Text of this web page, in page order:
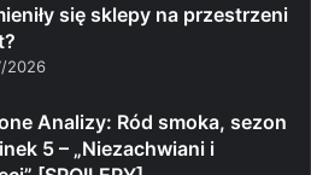
się sklepy na przestrzeni
2026
Analizy: Ród smoka, sezon
5 – „Niezachwiani i